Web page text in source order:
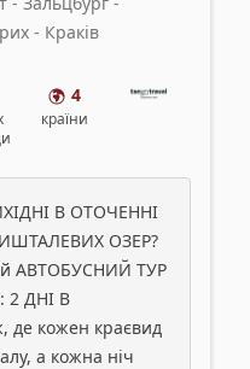
- Краків
4
країни
В ОТОЧЕННІ
ОЗЕР?
АВТОБУСНИЙ ТУР
2 ДНІ В
де кожен краєвид
а кожна ніч